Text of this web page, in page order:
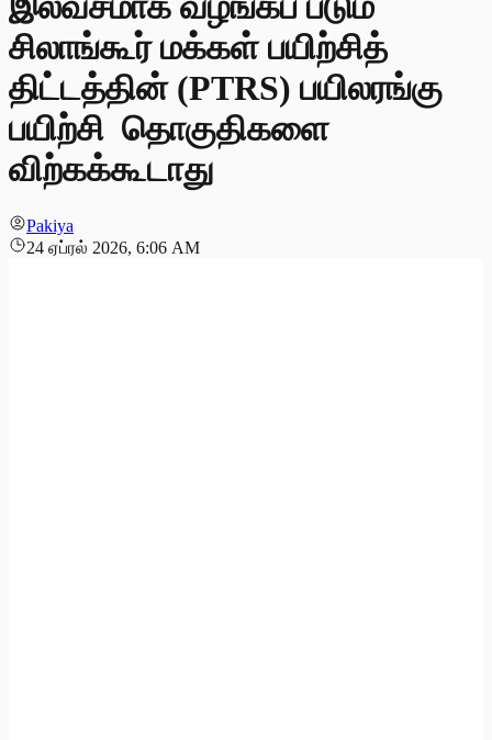
சிலாங்கூர் மக்கள் பயிற்சித்
திட்டத்தின் (PTRS) பயிலரங்கு
பயிற்சி தொகுதிகளை
விற்கக்கூடாது
Pakiya
24 ஏப்ரல் 2026, 6:06 AM